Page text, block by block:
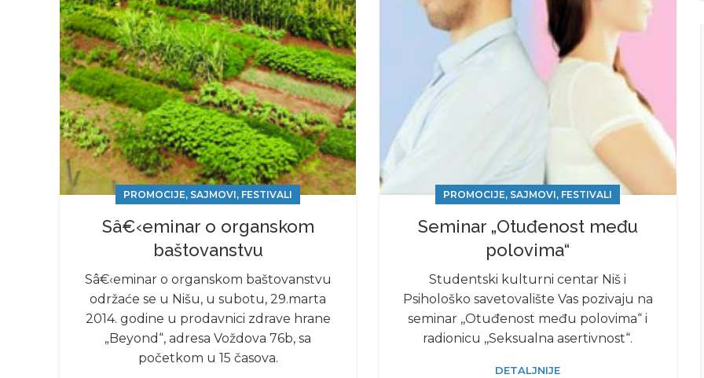
PROMOCIJE, SAJMOVI, FESTIVALI
Sâ€‹eminar o organskom
baštovanstvu
Sâ€‹eminar o organskom baštovanstvu
održaće se u Nišu, u subotu, 29.marta
2014. godine u prodavnici zdrave hrane
„Beyond“, adresa Voždova 76b, sa
početkom u 15 časova.
PROMOCIJE, SAJMOVI, FESTIVALI
Seminar „Otuđenost među
polovima“
Studentski kulturni centar Niš i
Psihološko savetovalište Vas pozivaju na
seminar ,,Otuđenost među polovima“ i
radionicu ,,Seksualna asertivnost“.
DETALJNIJE